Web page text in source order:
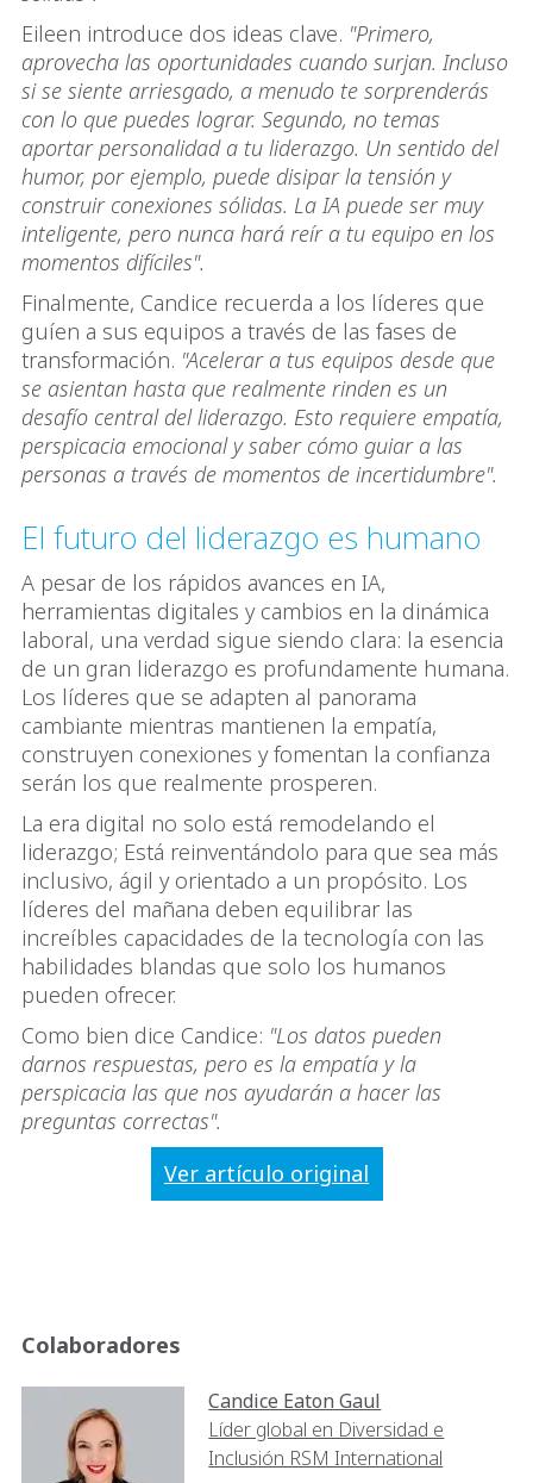
Eileen introduce dos ideas clave. "Primero,
aprovecha las oportunidades cuando surjan. Incluso
si se siente arriesgado, a menudo te sorprenderás
con lo que puedes lograr. Segundo, no temas
aportar personalidad a tu liderazgo. Un sentido del
humor, por ejemplo, puede disipar la tensión y
construir conexiones sólidas. La IA puede ser muy
inteligente, pero nunca hará reír a tu equipo en los
momentos difíciles".
Finalmente, Candice recuerda a los líderes que
guíen a sus equipos a través de las fases de
transformación. "Acelerar a tus equipos desde que
se asientan hasta que realmente rinden es un
desafío central del liderazgo. Esto requiere empatía,
perspicacia emocional y saber cómo guiar a las
personas a través de momentos de incertidumbre".
El futuro del liderazgo es humano
A pesar de los rápidos avances en IA,
herramientas digitales y cambios en la dinámica
laboral, una verdad sigue siendo clara: la esencia
de un gran liderazgo es profundamente humana.
Los líderes que se adapten al panorama
cambiante mientras mantienen la empatía,
construyen conexiones y fomentan la confianza
serán los que realmente prosperen.
La era digital no solo está remodelando el
liderazgo; Está reinventándolo para que sea más
inclusivo, ágil y orientado a un propósito. Los
líderes del mañana deben equilibrar las
increíbles capacidades de la tecnología con las
habilidades blandas que solo los humanos
pueden ofrecer.
Como bien dice Candice: "Los datos pueden
darnos respuestas, pero es la empatía y la
perspicacia las que nos ayudarán a hacer las
preguntas correctas".
Ver artículo original
Colaboradores
Candice Eaton Gaul
Líder global en Diversidad e
Inclusión RSM International